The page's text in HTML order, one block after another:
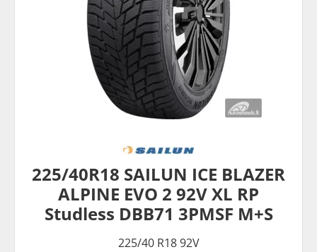
225/40R18 SAILUN ICE BLAZER
ALPINE EVO 2 92V XL RP
Studless DBB71 3PMSF M+S
225/40 R18 92V